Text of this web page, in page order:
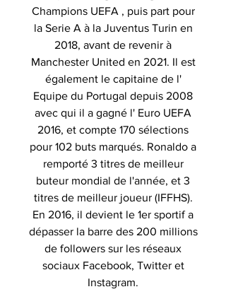
Champions UEFA , puis part pour
la Serie A à la Juventus Turin en
2018, avant de revenir à
Manchester United en 2021. Il est
également le capitaine de l'
Equipe du Portugal depuis 2008
avec qui il a gagné l' Euro UEFA
2016, et compte 170 sélections
pour 102 buts marqués. Ronaldo a
remporté 3 titres de meilleur
buteur mondial de l'année, et 3
titres de meilleur joueur (IFFHS).
En 2016, il devient le 1er sportif a
dépasser la barre des 200 millions
de followers sur les réseaux
sociaux Facebook, Twitter et
Instagram.